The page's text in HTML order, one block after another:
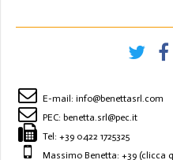
E-mail: info@benettasrl.com
PEC: benetta.srl@pec.it
Tel: +39 0422 1725325
Massimo Benetta: +39 (clicca